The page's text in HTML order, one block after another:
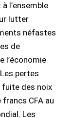
l’ensemble
lutter
néfastes
de
l’économie
pertes
fuite des noix
CFA au
Les